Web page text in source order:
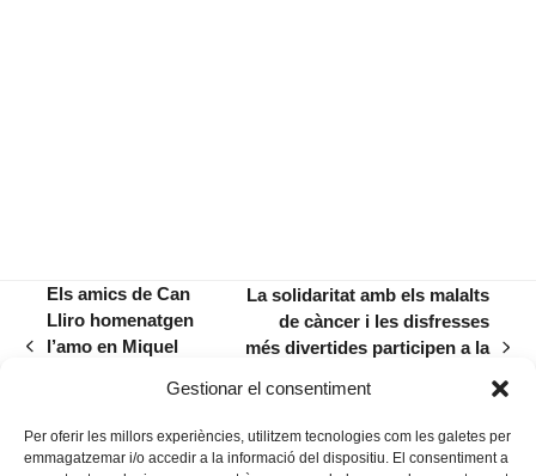
Gestionar el consentiment
Per oferir les millors experiències, utilitzem tecnologies com les galetes per
emmagatzemar i/o accedir a la informació del dispositiu. El consentiment a
previous
Els amics de Can
Lliro homenatgen
l’amo en Miquel
next
post:
La solidaritat amb els malalts
de càncer i les disfresses
més divertides participen a la